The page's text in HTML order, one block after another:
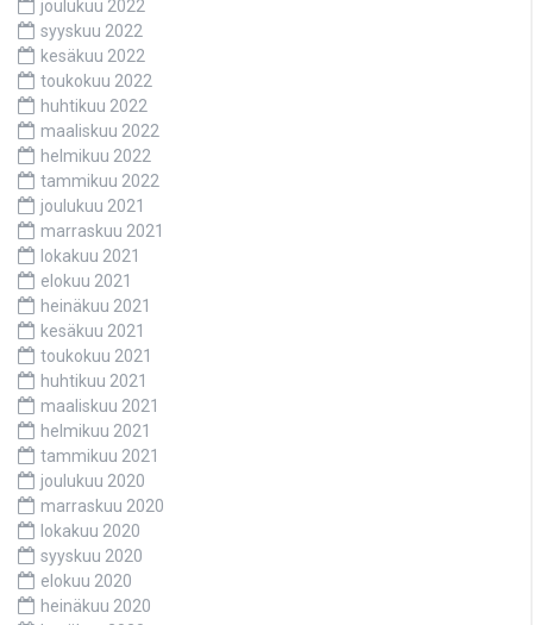
joulukuu 2022
syyskuu 2022
kesäkuu 2022
toukokuu 2022
huhtikuu 2022
maaliskuu 2022
helmikuu 2022
tammikuu 2022
joulukuu 2021
marraskuu 2021
lokakuu 2021
elokuu 2021
heinäkuu 2021
kesäkuu 2021
toukokuu 2021
huhtikuu 2021
maaliskuu 2021
helmikuu 2021
tammikuu 2021
joulukuu 2020
marraskuu 2020
lokakuu 2020
syyskuu 2020
elokuu 2020
heinäkuu 2020